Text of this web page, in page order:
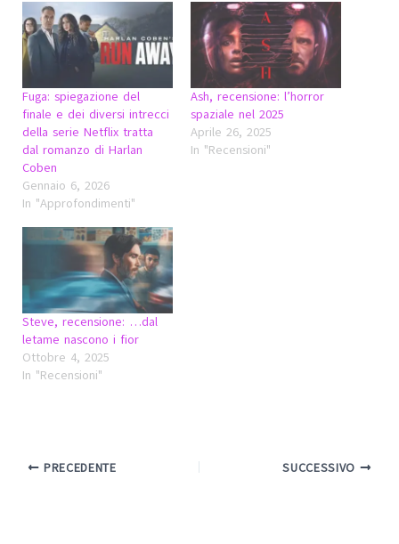
Fuga: spiegazione del
finale e dei diversi intrecci
della serie Netflix tratta
dal romanzo di Harlan
Coben
Gennaio 6, 2026
In "Approfondimenti"
Ash, recensione: l’horror
spaziale nel 2025
Aprile 26, 2025
In "Recensioni"
Steve, recensione: …dal
letame nascono i fior
Ottobre 4, 2025
In "Recensioni"
PRECEDENTE SUCCESSIVO